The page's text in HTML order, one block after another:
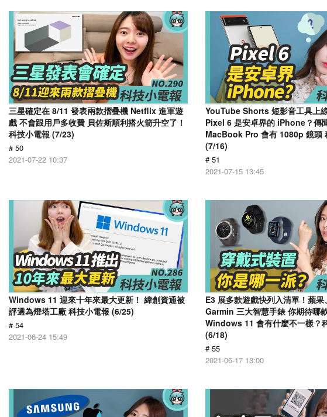
三星確定在 8/11 發表兩款摺疊機 Netflix 進軍遊
戲 不會跟用戶多收費 貝佐斯順利搭火箭升空了！
科技小電報 (7/23)
# 50
2021-07-22 10:37
YouTube Shorts 短影音工具上
Pixel 6 是安卓界的 iPhone？傳
MacBook Pro 會有 1080p 鏡頭
(7/16)
# 51
2021-07-15 13:45
Windows 11 迎來十年來最大更新！ 緯創資通被
評選為燈塔工廠 科技小電報 (6/25)
# 54
2021-06-24 15:49
E3 展多款遊戲快列入清單！蘋果
Garmin 三大智慧手錶 你期待哪
Windows 11 會有什麼不一樣？
(6/18)
# 55
2021-06-17 13:00